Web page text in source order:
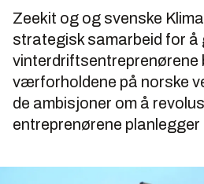
Zeekit og og svenske
strategisk samarbeid for å
vinterdriftsentreprenørene
værforholdene på norske
de ambisjoner om å
entreprenørene planlegger